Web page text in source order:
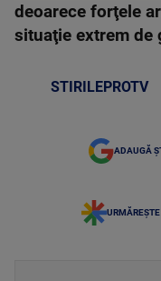
deoarece forţele
situaţie extrem de
STIRILEPROTV
ADAUGĂ